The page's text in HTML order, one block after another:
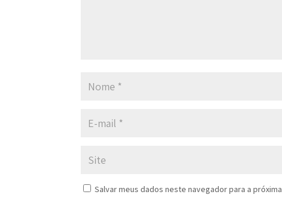
Salvar meus dados neste navegador para a